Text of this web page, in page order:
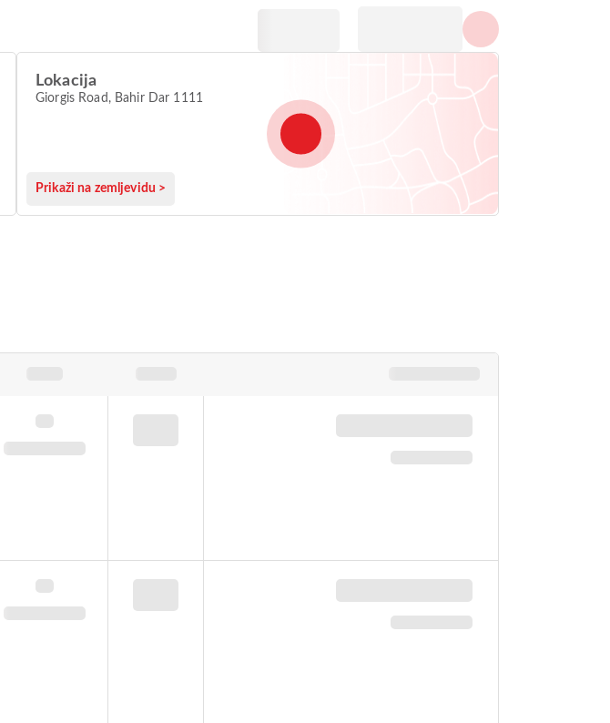
Lokacija
Giorgis Road, Bahir Dar 1111
Prikaži na zemljevidu >